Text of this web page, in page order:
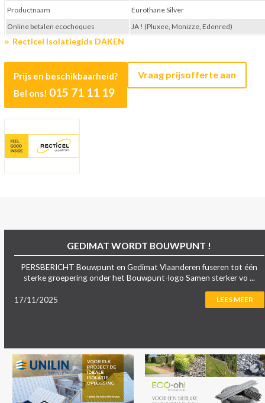
Recticel Isolatiegids DAKEN
Prijs en beschikbaarheid?
Bel ons! 015 71 11 19
Vraag prijsofferte aan
Productnaam
Eurothane Silver
Online betalen ecocheques
JA ! (Pluxee, Monizze, Edenred)
GEDIMAT WORDT BOUWPUNT !
PERSBERICHT Bouwpunt en Gedimat Vlaanderen fuseren tot één
sterke groepering onder het Bouwpunt-logo Samen sterker vo ...
17/11/2025 LEES MEER